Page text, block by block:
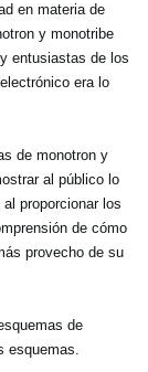
en materia de
y monotribe
entusiastas de los
era lo
de monotron y
al público lo
proporcionar los
de cómo
provecho de su
de
esquemas.